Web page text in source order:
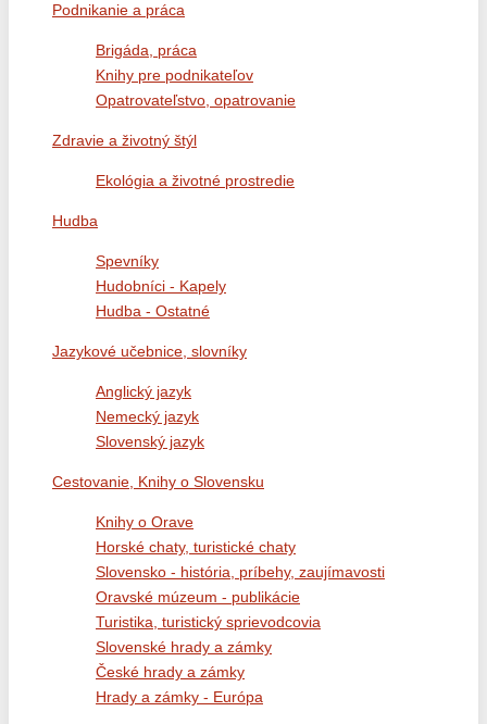
Podnikanie a práca
Brigáda, práca
Knihy pre podnikateľov
Opatrovateľstvo, opatrovanie
Zdravie a životný štýl
Ekológia a životné prostredie
Hudba
Spevníky
Hudobníci - Kapely
Hudba - Ostatné
Jazykové učebnice, slovníky
Anglický jazyk
Nemecký jazyk
Slovenský jazyk
Cestovanie, Knihy o Slovensku
Knihy o Orave
Horské chaty, turistické chaty
Slovensko - história, príbehy, zaujímavosti
Oravské múzeum - publikácie
Turistika, turistický sprievodcovia
Slovenské hrady a zámky
České hrady a zámky
Hrady a zámky - Európa